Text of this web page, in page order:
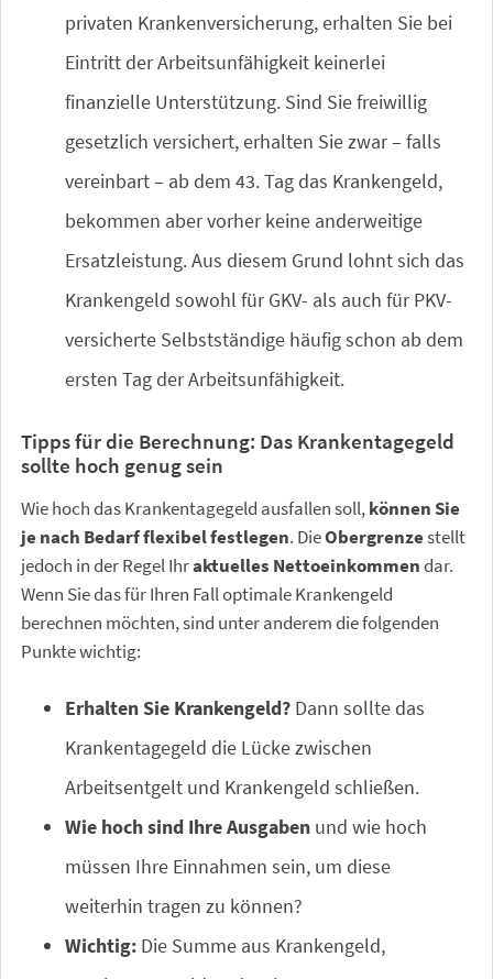
privaten Krankenversicherung, erhalten Sie bei
Eintritt der Arbeitsunfähigkeit keinerlei
finanzielle Unterstützung. Sind Sie freiwillig
gesetzlich versichert, erhalten Sie zwar – falls
vereinbart – ab dem 43. Tag das Krankengeld,
bekommen aber vorher keine anderweitige
Ersatzleistung. Aus diesem Grund lohnt sich das
Krankengeld sowohl für GKV- als auch für PKV-
versicherte Selbstständige häufig schon ab dem
ersten Tag der Arbeitsunfähigkeit.
Tipps für die Berechnung: Das Krankentagegeld
sollte hoch genug sein
Wie hoch das Krankentagegeld ausfallen soll,können Sie
je nach Bedarf flexibel festlegen. DieObergrenzestellt
jedoch in der Regel Ihraktuelles Nettoeinkommendar.
Wenn Sie das für Ihren Fall optimale Krankengeld
berechnen möchten, sind unter anderem die folgenden
Punkte wichtig:
Erhalten Sie Krankengeld? Dann sollte das
Krankentagegeld die Lücke zwischen
Arbeitsentgelt und Krankengeld schließen.
Wie hoch sind Ihre Ausgaben und wie hoch
müssen Ihre Einnahmen sein, um diese
weiterhin tragen zu können?
Wichtig: Die Summe aus Krankengeld,